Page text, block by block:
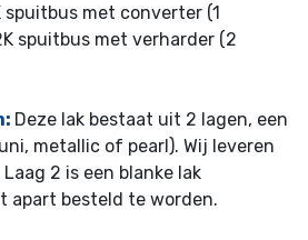
spuitbus met converter (1
spuitbus met verharder (2
Deze lak bestaat uit 2 lagen, een
metallic of pearl). Wij leveren
2 is een blanke lak
apart besteld te worden.